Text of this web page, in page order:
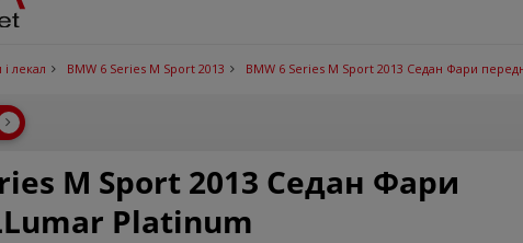
лекал BMW 6 Series M Sport 2013 BMW 6 Series M Sport 2013 Седан Фари
M Sport 2013 Седан Фари
Platinum